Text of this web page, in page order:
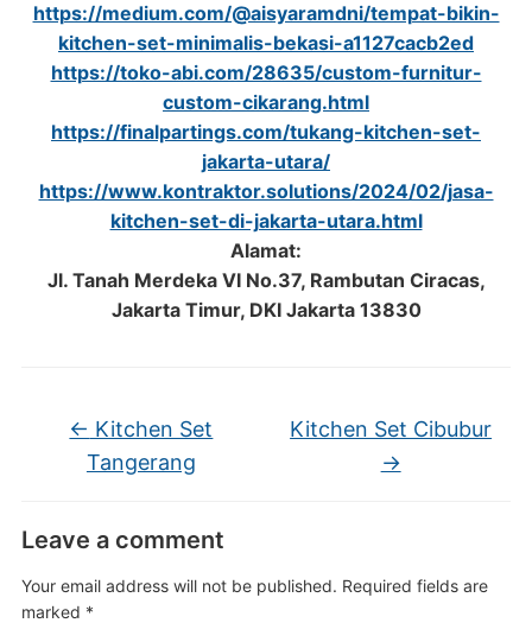
https://medium.com/@aisyaramdni/tempat-bikin-
kitchen-set-minimalis-bekasi-a1127cacb2ed
https://toko-abi.com/28635/custom-furnitur-
custom-cikarang.html
https://finalpartings.com/tukang-kitchen-set-
jakarta-utara/
https://www.kontraktor.solutions/2024/02/jasa-
kitchen-set-di-jakarta-utara.html
Alamat:
Jl. Tanah Merdeka VI No.37, Rambutan Ciracas,
Jakarta Timur, DKI Jakarta 13830
← Kitchen Set
Tangerang
Kitchen Set Cibubur
→
Leave a comment
Your email address will not be published. Required fields are
marked *